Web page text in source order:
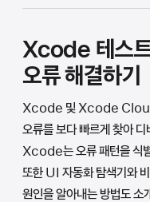
Xcode 테스
오류 해결하기
Xcode 및 Xcode Cloud
오류를 보다 빠르게 찾아
Xcode는 오류 패턴을 식
또한 UI 자동화 탐색기와
원인을 알아내는 방법도 소